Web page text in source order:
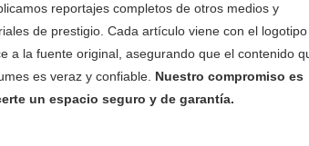
reportajes completos de otros medios y
de prestigio. Cada artículo viene con el
a la fuente original, asegurando que el contenido
es veraz y confiable. Nuestro compromiso es
un espacio seguro y de garantía.